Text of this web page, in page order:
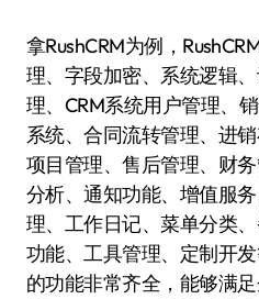
拿RushCRM为例，
理、字段加密、系统逻辑
理、CRM系统用户管理、
系统、合同流转管理、进销
项目管理、售后管理、财
分析、通知功能、增值服
理、工作日记、菜单分类
功能、工具管理、定制开
的功能非常齐全，能够满足